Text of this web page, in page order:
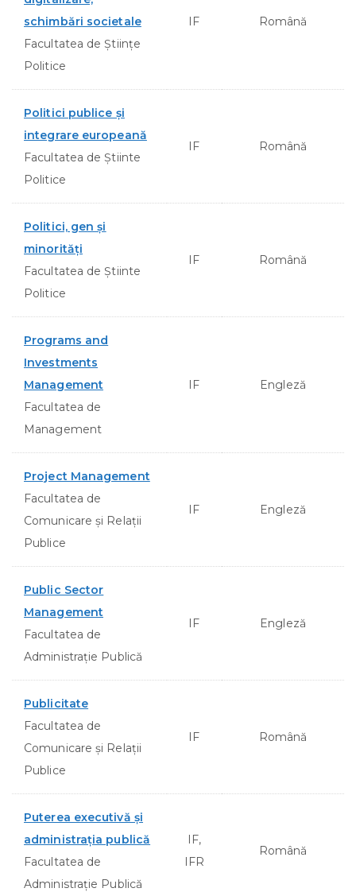
schimbări societale
Facultatea de Științe
Politice
IF Română
Politici publice şi
integrare europeană
Facultatea de Ştiinte
Politice
IF Română
Politici, gen şi
minorităţi
Facultatea de Ştiinte
Politice
IF Română
Programs and
Investments
Management
Facultatea de
Management
IF Engleză
Project Management
Facultatea de
Comunicare şi Relaţii
Publice
IF Engleză
Public Sector
Management
Facultatea de
Administraţie Publică
IF Engleză
Publicitate
Facultatea de
Comunicare şi Relaţii
Publice
IF Română
Puterea executivă şi
administraţia publică
Facultatea de
Administraţie Publică
IF,
IFR
Română